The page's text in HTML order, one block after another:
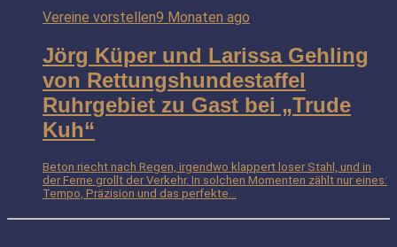
Vereine vorstellen9 Monaten ago
Jörg Küper und Larissa Gehling
von Rettungshundestaffel
Ruhrgebiet zu Gast bei „Trude
Kuh“
Beton riecht nach Regen, irgendwo klappert loser Stahl, und in
der Ferne grollt der Verkehr. In solchen Momenten zählt nur eines:
Tempo, Präzision und das perfekte...